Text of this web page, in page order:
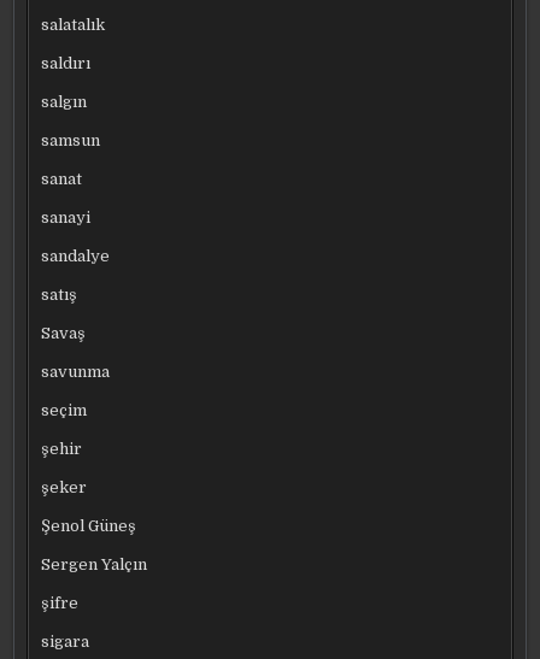
salatalık
saldırı
salgın
samsun
sanat
sanayi
sandalye
satış
Savaş
savunma
seçim
şehir
şeker
Şenol Güneş
Sergen Yalçın
şifre
sigara